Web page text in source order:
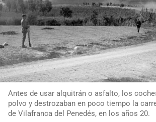
Antes de usar alquitrán o asfalto, los
polvo y destrozaban en poco tiempo la
de Vilafranca del Penedés, en los años 20.